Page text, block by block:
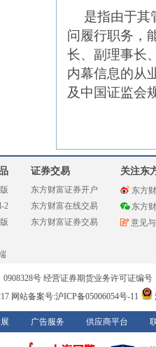
是指由于其
问履行职务，
长、副理事长
内幕信息的从
及中国证监会
2
证券交易
东方财富证券开户
东方财富在线交易
东方财富证券交易
关注东
东方
东方
意见
号 经营证券期货业务许可证编号
网站备案号:沪ICP备05006054号-11
广告服务 供应商平台